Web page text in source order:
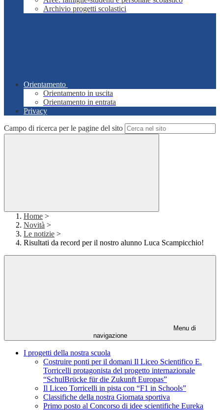
Archivio progetti scolastici
Orientamento
Orientamento in uscita
Orientamento in entrata
Privacy
Campo di ricerca per le pagine del sito
Home >
Novità >
Le notizie >
Risultati da record per il nostro alunno Luca Scampicchio!
Menu di
navigazione
I progetti della nostra scuola
Costruire ponti per il domani Il Liceo Scientifico E.
Torricelli protagonista del progetto internazionale
“SchulBrücke für die Zukunft Europas”
Il Liceo Torricelli in pista con “F1 in Schools”
Classifiche della nostra Giornata sportiva
Primo posto al Concorso di idee scientifiche Eureka